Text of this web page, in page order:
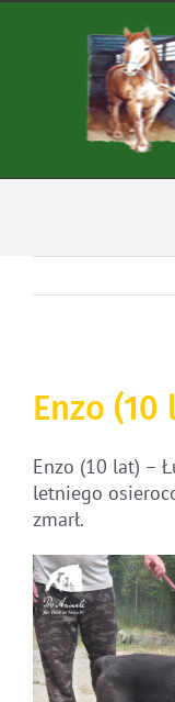
Enzo (10
Enzo (10 lat) –
letniego
zmarł.